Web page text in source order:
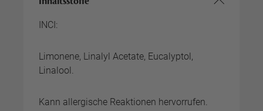
INCI:
Limonene, Linalyl Acetate, Eucalyptol,
Linalool.
Kann allergische Reaktionen hervorrufen.